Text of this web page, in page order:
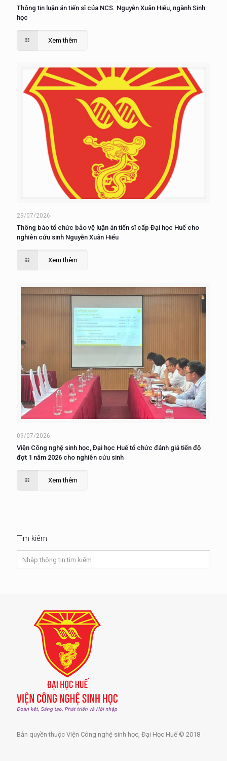
Thông tin luận án tiến sĩ của NCS. Nguyễn Xuân Hiếu, ngành Sinh
học
Xem thêm
29/07/2026
Thông báo tổ chức bảo vệ luận án tiến sĩ cấp Đại học Huế cho
nghiên cứu sinh Nguyễn Xuân Hiếu
Xem thêm
09/07/2026
Viện Công nghệ sinh học, Đại học Huế tổ chức đánh giá tiến độ
đợt 1 năm 2026 cho nghiên cứu sinh
Xem thêm
Tìm kiếm
Bản quyền thuộc Viện Công nghệ sinh học, Đại Học Huế © 2018